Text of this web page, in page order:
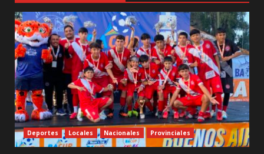
Deportes Locales Nacionales Provinciales